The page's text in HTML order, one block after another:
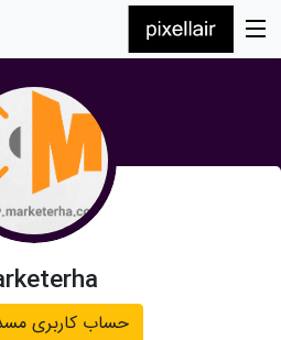
حساب کاربری